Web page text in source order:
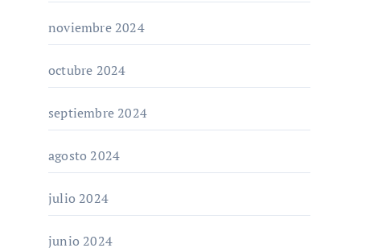
noviembre 2024
octubre 2024
septiembre 2024
agosto 2024
julio 2024
junio 2024